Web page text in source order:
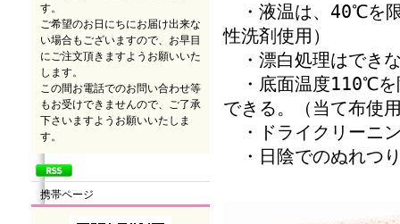
す。
ご希望のお日にちにお届け出来な
い場合もございますので、お早目
にご注文頂きますようお願いいた
します。
この間お電話でのお問い合わせ等
もお受けできませんので、ご了承
下さいますようお願いいたしま
す。
携帯ページ
・液温は、40℃を
性洗剤使用）
・漂白処理はでき
・底面温度110℃を
できる。（当て布使
・ドライクリーニ
・日陰でのぬれつ